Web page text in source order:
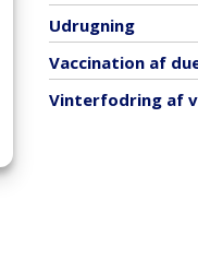
Udrugning
Vaccination af
Vinterfodring af